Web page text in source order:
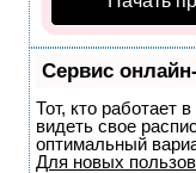
Сервис
Тот, кто работает
видеть свое
оптимальный
Для новых